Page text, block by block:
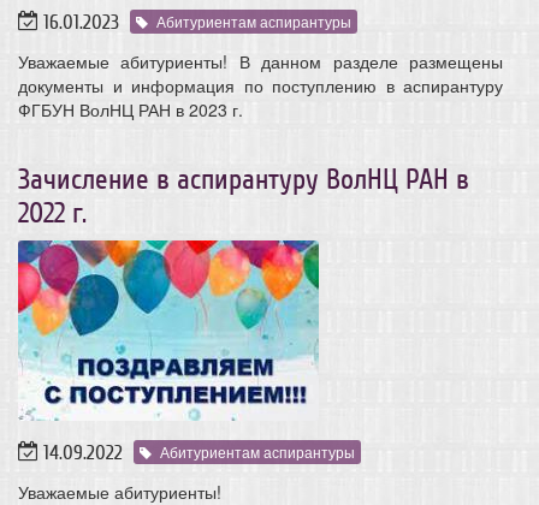
16.01.2023 Абитуриентам аспирантуры
Уважаемые абитуриенты! В данном разделе размещены
документы и информация по поступлению в аспирантуру
ФГБУН ВолНЦ РАН в 2023 г.
Зачисление в аспирантуру ВолНЦ РАН в
2022 г.
14.09.2022 Абитуриентам аспирантуры
Уважаемые абитуриенты!